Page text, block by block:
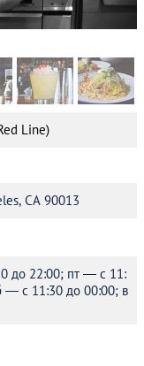
Line)
CA 90013
до 22:00; пт ― с 11:
― с 11:30 до 00:00; в